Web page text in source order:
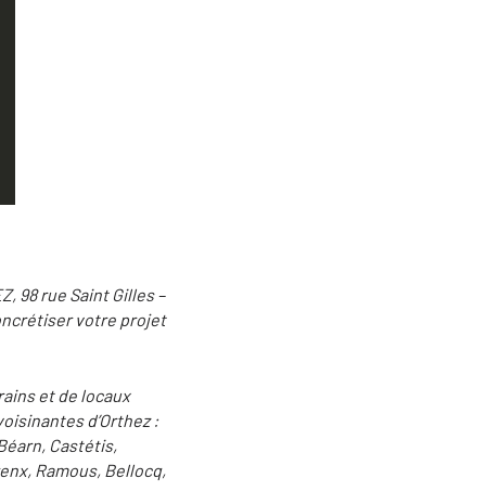
98 rue Saint Gilles –
votre projet
et de locaux
d’Orthez :
Castétis,
Ramous, Bellocq,